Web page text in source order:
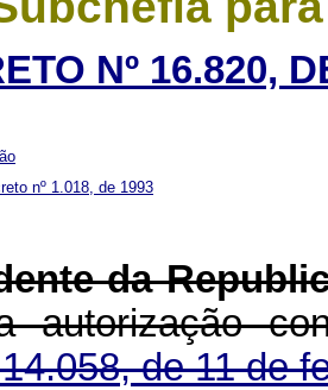
Nº 16.820,
nº 1.018, de 1993
da
autorização
de 11 de